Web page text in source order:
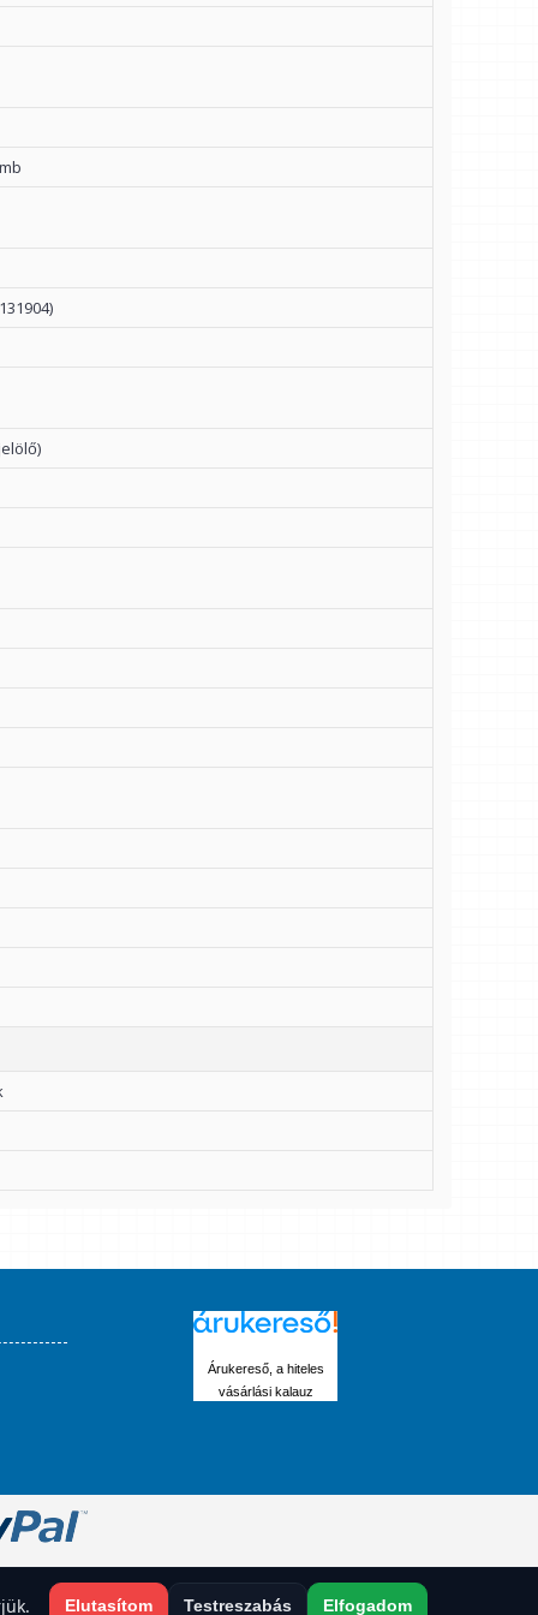
Árukereső, a hiteles
vásárlási kalauz
Elutasítom Testreszabás Elfogadom